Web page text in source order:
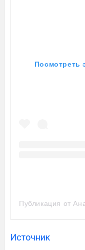
Посмотреть
Источник